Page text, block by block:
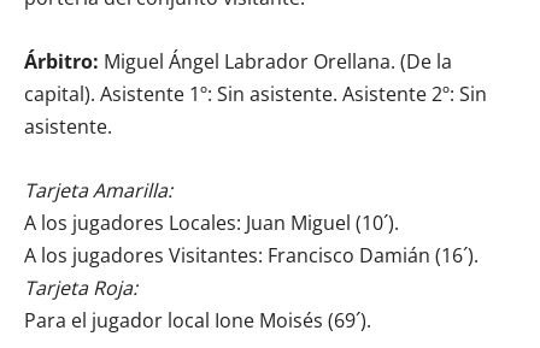
Árbitro: Miguel Ángel Labrador Orellana. (De la
capital). Asistente 1º: Sin asistente. Asistente 2º: Sin
asistente.
Tarjeta Amarilla:
A los jugadores Locales: Juan Miguel (10´).
A los jugadores Visitantes: Francisco Damián (16´).
Tarjeta Roja:
Para el jugador local Ione Moisés (69´).